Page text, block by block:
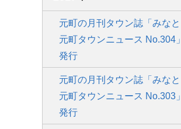
元町の月刊タウン誌「みなと
元町タウンニュース No.304」
発行
元町の月刊タウン誌「みなと
元町タウンニュース No.303」
発行